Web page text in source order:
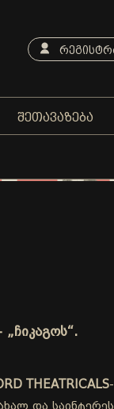
ᲨᲔᲗᲐᲕᲐᲖᲔᲑᲐ
THEATRICALS